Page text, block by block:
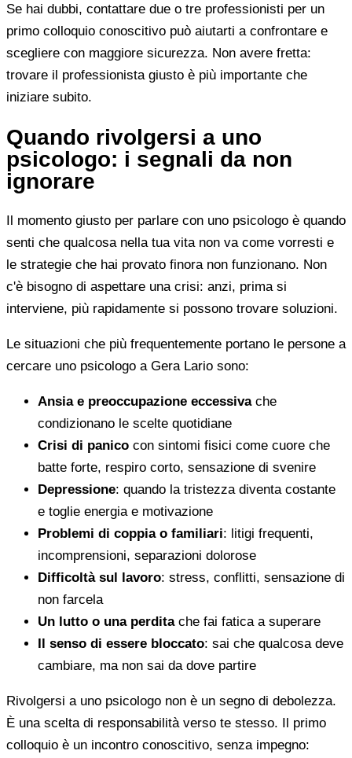
Se hai dubbi, contattare due o tre professionisti per un
primo colloquio conoscitivo può aiutarti a confrontare e
scegliere con maggiore sicurezza. Non avere fretta:
trovare il professionista giusto è più importante che
iniziare subito.
Quando rivolgersi a uno
psicologo: i segnali da non
ignorare
Il momento giusto per parlare con uno psicologo è quando
senti che qualcosa nella tua vita non va come vorresti e
le strategie che hai provato finora non funzionano. Non
c'è bisogno di aspettare una crisi: anzi, prima si
interviene, più rapidamente si possono trovare soluzioni.
Le situazioni che più frequentemente portano le persone a
cercare uno psicologo a Gera Lario sono:
Ansia e preoccupazione eccessivache
condizionano le scelte quotidiane
Crisi di panico con sintomi fisici come cuore che
batte forte, respiro corto, sensazione di svenire
Depressione: quando la tristezza diventa costante
e toglie energia e motivazione
Problemi di coppia o familiari: litigi frequenti,
incomprensioni, separazioni dolorose
Difficoltà sul lavoro: stress, conflitti, sensazione di
non farcela
Un lutto o una perditache fai fatica a superare
Il senso di essere bloccato: sai che qualcosa deve
cambiare, ma non sai da dove partire
Rivolgersi a uno psicologo non è un segno di debolezza.
È una scelta di responsabilità verso te stesso. Il primo
colloquio è un incontro conoscitivo, senza impegno: